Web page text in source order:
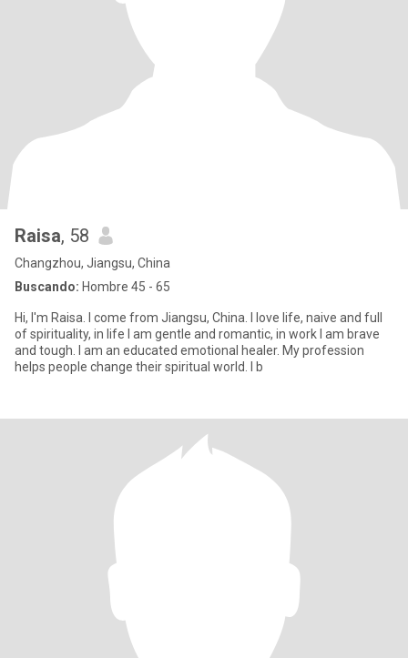
Raisa, 58
Changzhou, Jiangsu, China
Buscando: Hombre 45 - 65
Hi, I'm Raisa. I come from Jiangsu, China. I love life, naive and full
of spirituality, in life I am gentle and romantic, in work I am brave
and tough. I am an educated emotional healer. My profession
helps people change their spiritual world. I b